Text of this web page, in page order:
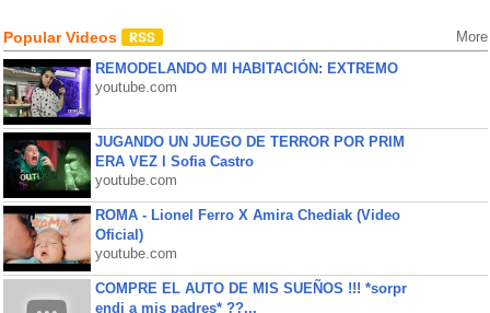
Popular Videos More
REMODELANDO MI HABITACIÓN: EXTREMO
youtube.com
JUGANDO UN JUEGO DE TERROR POR PRIM
ERA VEZ l Sofia Castro
youtube.com
ROMA - Lionel Ferro X Amira Chediak (Video
Oficial)
youtube.com
COMPRE EL AUTO DE MIS SUEÑOS !!! *sorpr
endi a mis padres* ??...